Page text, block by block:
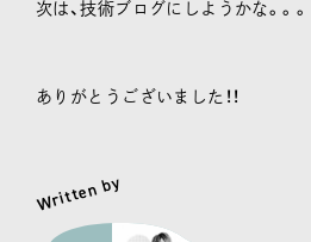
次は、技術ブログにしようかな。。。
ありがとうございました！！
Written by